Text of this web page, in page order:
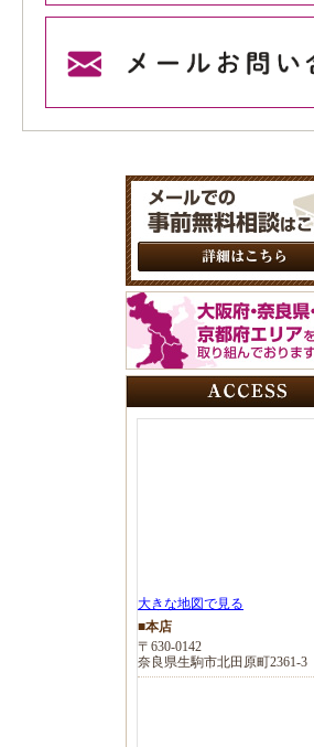
大きな地図で見る
■本店
〒630-0142
奈良県生駒市北田原町2361-3